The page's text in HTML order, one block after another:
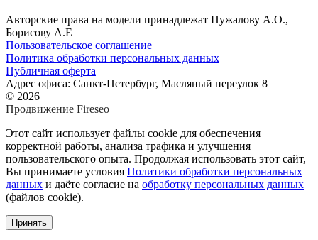
Авторские права на модели принадлежат Пужалову А.О.,
Борисову А.Е
Пользовательское соглашение
Политика обработки персональных данных
Публичная оферта
Адрес офиса: Санкт-Петербург, Масляный переулок 8
© 2026
Продвижение Fireseo
Этот сайт использует файлы cookie для обеспечения
корректной работы, анализа трафика и улучшения
пользовательского опыта. Продолжая использовать этот сайт,
Вы принимаете условия Политики обработки персональных
данных и даёте согласие на обработку персональных данных
(файлов cookie).
Принять